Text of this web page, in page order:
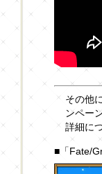
その他
ンペー
詳細に
■「Fate/